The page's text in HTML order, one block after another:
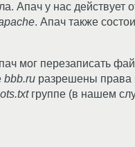
Апач у нас действует
. Апач также
мог перезаписать
bbb.ru разрешены права
группе (в нашем